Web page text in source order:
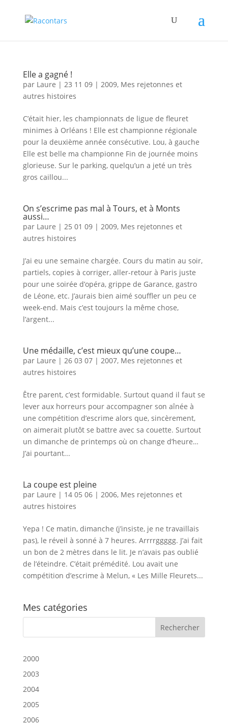
Elle a gagné !
par Laure | 23 11 09| 2009, Mes rejetonnes et
autres histoires
C’était hier, les championnats de ligue de fleuret
minimes à Orléans ! Elle est championne régionale
pour la deuxième année consécutive. Lou, à gauche
Elle est belle ma championne Fin de journée moins
glorieuse. Sur le parking, quelqu’un a jeté un très
gros caillou...
On s’escrime pas mal à Tours, et à Monts
aussi…
par Laure | 25 01 09| 2009, Mes rejetonnes et
autres histoires
J’ai eu une semaine chargée. Cours du matin au soir,
partiels, copies à corriger, aller-retour à Paris juste
pour une soirée d’opéra, grippe de Garance, gastro
de Léone, etc. J’aurais bien aimé souffler un peu ce
week-end. Mais c’est toujours la même chose,
l’argent...
Une médaille, c’est mieux qu’une coupe…
par Laure | 26 03 07| 2007, Mes rejetonnes et
autres histoires
Être parent, c’est formidable. Surtout quand il faut se
lever aux horreurs pour accompagner son aînée à
une compétition d’escrime alors que, sincèrement,
on aimerait plutôt se battre avec sa couette. Surtout
un dimanche de printemps où on change d’heure…
J’ai pourtant...
La coupe est pleine
par Laure | 14 05 06| 2006, Mes rejetonnes et
autres histoires
Yepa ! Ce matin, dimanche (j’insiste, je ne travaillais
pas), le réveil à sonné à 7 heures. Arrrrggggg. J’ai fait
un bon de 2 mètres dans le lit. Je n’avais pas oublié
de l’éteindre. C’était prémédité. Lou avait une
compétition d’escrime à Melun, « Les Mille Fleurets...
Mes catégories
2000
2003
2004
2005
2006